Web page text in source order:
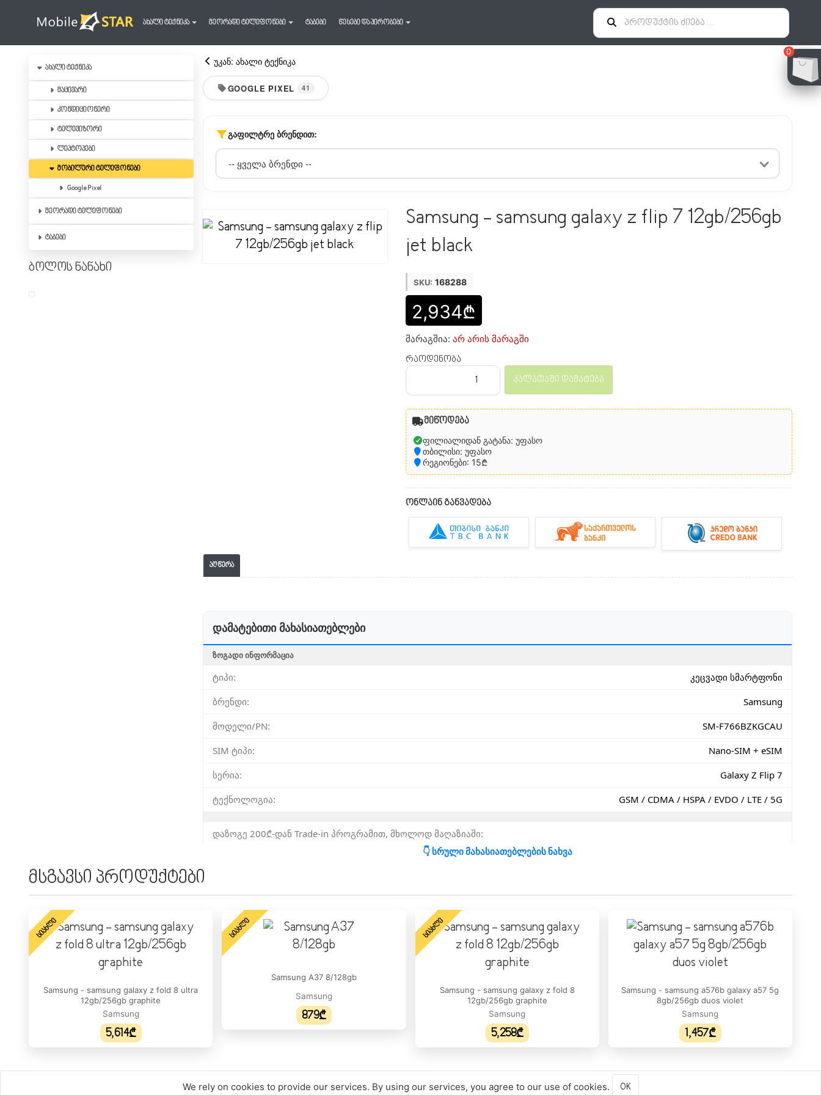
0
ახალი ტექნიკა მეორადი ტელეფონები ტაბები წესები და პირობები
ახალი ტექნიკა
მაცივარი
კონდიციონერი
ტელევიზორი
ლეპტოპები
მობილური ტელეფონები
Google Pixel
მეორადი ტელეფონები
ტაბები
ბოლოს ნანახი
უკან: ახალი ტექნიკა
GOOGLE PIXEL 41
ᲒᲐᲤᲘᲚᲢᲠᲔ ᲑᲠᲔᲜᲓᲘᲗ:
Samsung - samsung galaxy z flip 7 12gb/256gb
jet black
SKU: 168288
2,934₾
მარაგშია: არ არის მარაგში
რაოდენობა
კალათაში დამატება
მიწოდება
ფილიალიდან გატანა: უფასო
თბილისი: უფასო
რეგიონები: 15₾
ონლაინ განვადება
აღწერა
დამატებითი მახასიათებლები
ᲖᲝᲒᲐᲓᲘ ᲘᲜᲤᲝᲠᲛᲐᲪᲘᲐ
ტიპი:
კეცვადი სმარტფონი
ბრენდი:
Samsung
მოდელი/PN:
SM-F766BZKGCAU
SIM ტიპი:
Nano-SIM + eSIM
სერია:
Galaxy Z Flip 7
ტექნოლოგია:
GSM / CDMA / HSPA / EVDO / LTE / 5G
დაზოგე 200₾-დან Trade-in პროგრამით, მხოლოდ მაღაზიაში:
eSIM:
დიახ
ᲔᲙᲠᲐᲜᲘ
ეკრანის ფორმატი:
Super AMOLED, 120Hz, 2600 nits (peak), 4.1 inches, 948 x 1048
pixels (Gorilla Glass Victus 2)
HDR მხარდაჭერა:
გარჩევადობა:
👇 სრული მახასიათებლების ნახვა
მსგავსი პროდუქტები
ᲡᲘᲐᲮᲚᲔ
Samsung - samsung galaxy z fold 8 ultra
12gb/256gb graphite
Samsung
5,614₾
ᲡᲘᲐᲮᲚᲔ
Samsung A37 8/128gb
Samsung
879₾
ᲡᲘᲐᲮᲚᲔ
Samsung - samsung galaxy z fold 8
12gb/256gb graphite
Samsung
5,258₾
Samsung - samsung a576b galaxy a57 5g
8gb/256gb duos violet
Samsung
1,457₾
We rely on cookies to provide our services. By using our services, you agree to our use of cookies. OK